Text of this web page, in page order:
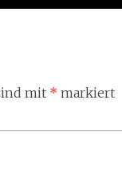
mit * markiert